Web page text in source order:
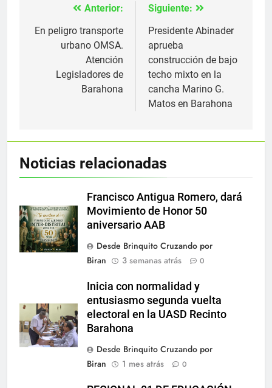
Navegación
de
entradas
Anterior:
En peligro transporte
urbano OMSA.
Atención
Legisladores de
Barahona
Siguiente:
Presidente Abinader
aprueba
construcción de bajo
techo mixto en la
cancha Marino G.
Matos en Barahona
Noticias relacionadas
Francisco Antigua Romero, dará
Movimiento de Honor 50
aniversario AAB
Desde Brinquito Cruzando por
Biran
3 semanas atrás 0
Inicia con normalidad y
entusiasmo segunda vuelta
electoral en la UASD Recinto
Barahona
Desde Brinquito Cruzando por
Biran
1 mes atrás 0